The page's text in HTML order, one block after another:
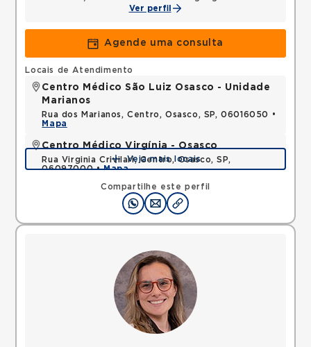
Ver perfil
Agende uma consulta
Compartilhe este perfil
Locais de Atendimento
Centro Médico São Luiz Osasco - Unidade
Marianos
Rua dos Marianos, Centro, Osasco, SP, 06016050 •
Mapa
Centro Médico Virgínia - Osasco
Rua Virginia Crivilari, Centro, Osasco, SP,
06097000 •Mapa
Veja mais locais